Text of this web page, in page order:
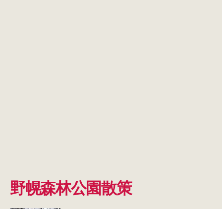
野幌森林公園散策